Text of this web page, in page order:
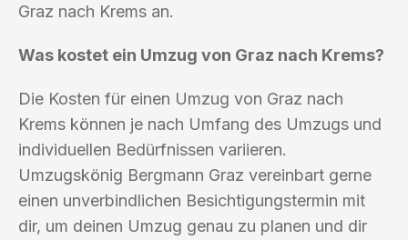
Graz nach Krems an.
Was kostet ein Umzug von Graz nach Krems?
Die Kosten für einen Umzug von Graz nach
Krems können je nach Umfang des Umzugs und
individuellen Bedürfnissen variieren.
Umzugskönig Bergmann Graz vereinbart gerne
einen unverbindlichen Besichtigungstermin mit
dir, um deinen Umzug genau zu planen und dir